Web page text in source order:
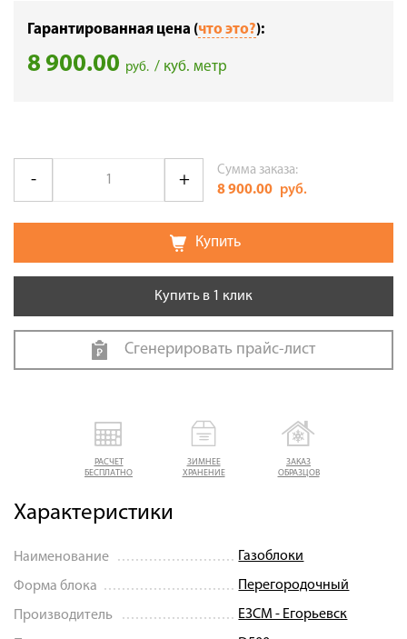
РАСЧЕТ
БЕСПЛАТНО
ЗИМНЕЕ
ХРАНЕНИЕ
ЗАКАЗ
ОБРАЗЦОВ
Характеристики
Наименование Газоблоки
Форма блока Перегородочный
Производитель ЕЗСМ - Егорьевск
Гарантированная цена (что это?):
8 900.00 руб. / куб. метр
Сумма заказа:
8 900.00 руб.
Купить
Купить в 1 клик
Сгенерировать прайс-лист